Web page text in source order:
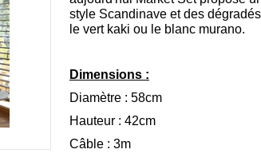
style Scandinave et des
le vert kaki ou le blanc murano.
Dimensions :
Diamètre : 58cm
Hauteur : 42cm
Câble : 3m